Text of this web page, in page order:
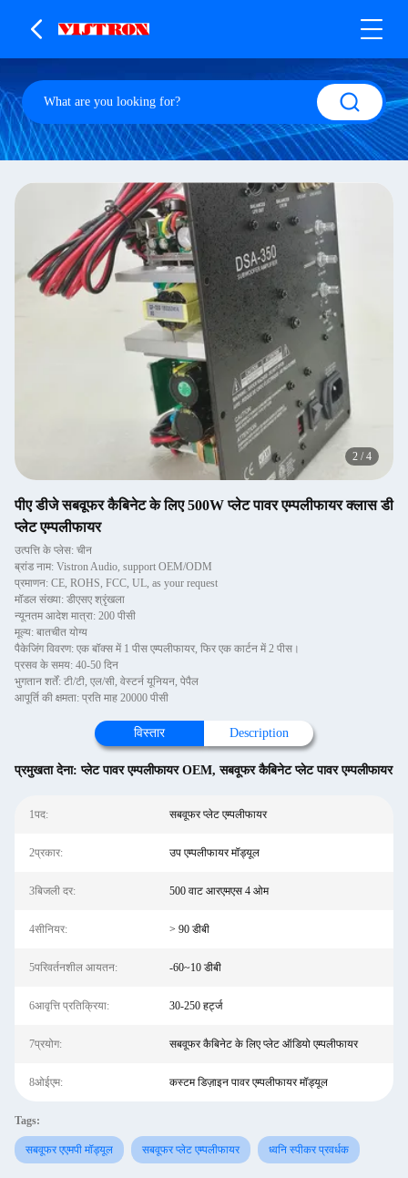
2 /4
पीए डीजे सबवूफर कैबिनेट के लिए 500W प्लेट पावर एम्पलीफायर क्लास डी
प्लेट एम्पलीफायर
उत्पत्ति के प्लेस: चीन
ब्रांड नाम: Vistron Audio, support OEM/ODM
प्रमाणन: CE, ROHS, FCC, UL, as your request
मॉडल संख्या: डीएसए श्रृंखला
न्यूनतम आदेश मात्रा: 200 पीसी
मूल्य: बातचीत योग्य
पैकेजिंग विवरण: एक बॉक्स में 1 पीस एम्पलीफायर, फिर एक कार्टन में 2 पीस।
प्रसव के समय: 40-50 दिन
भुगतान शर्तें: टी/टी, एल/सी, वेस्टर्न यूनियन, पेपैल
आपूर्ति की क्षमता: प्रति माह 20000 पीसी
विस्तार Description
प्रमुखता देना:प्लेट पावर एम्पलीफायर OEM,सबवूफर कैबिनेट प्लेट पावर एम्पलीफायर
1पद: सबवूफर प्लेट एम्पलीफायर
2प्रकार: उप एम्पलीफायर मॉड्यूल
3बिजली दर: 500 वाट आरएमएस 4 ओम
4सीनियर: > 90 डीबी
5परिवर्तनशील आयतन: -60~10 डीबी
6आवृत्ति प्रतिक्रिया: 30-250 हर्ट्ज
7प्रयोग: सबवूफर कैबिनेट के लिए प्लेट ऑडियो एम्पलीफायर
8ओईएम: कस्टम डिज़ाइन पावर एम्पलीफायर मॉड्यूल
Tags:
सबवूफर एएमपी मॉड्यूल सबवूफर प्लेट एम्पलीफायर ध्वनि स्पीकर प्रवर्धक